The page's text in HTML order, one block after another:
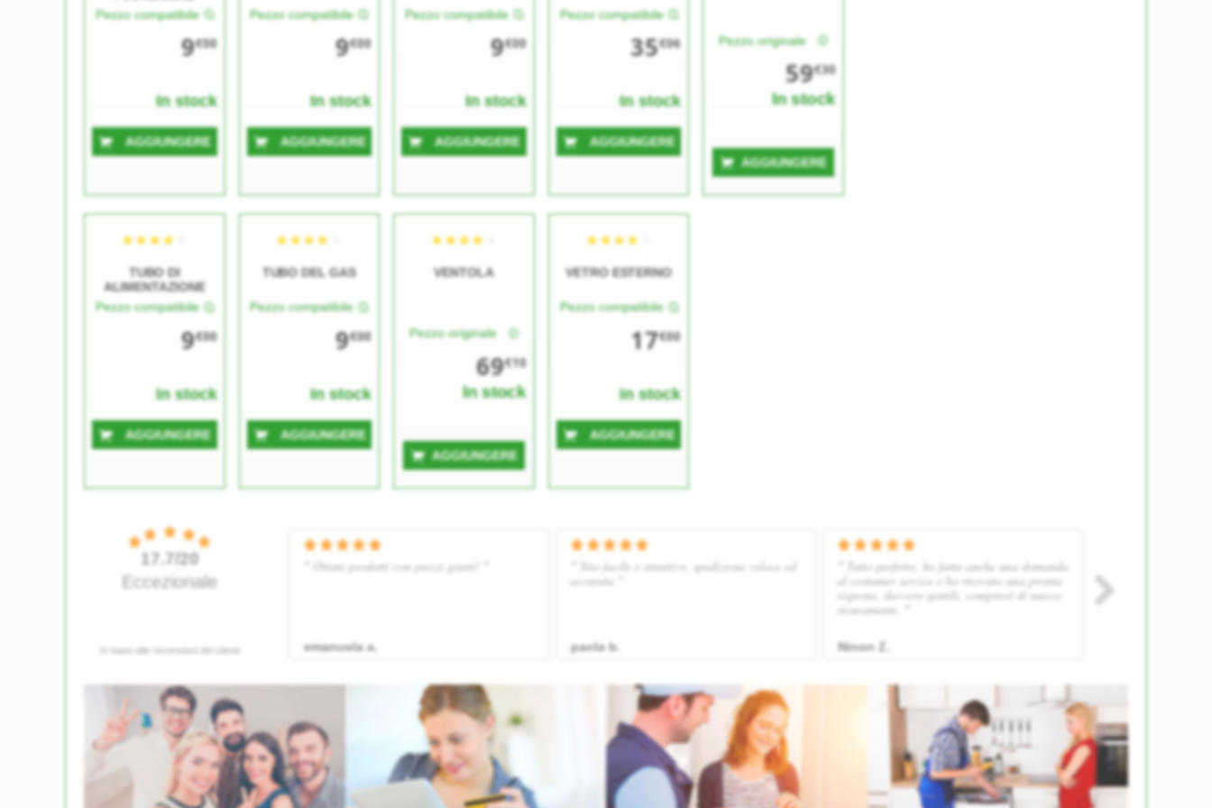
Pezzo compatibile
9€00
In stock
AGGIUNGERE
Pezzo compatibile
9€00
In stock
AGGIUNGERE
Pezzo compatibile
9€00
In stock
AGGIUNGERE
Pezzo compatibile
35€06
In stock
AGGIUNGERE
Pezzo originale
59€30
In stock
AGGIUNGERE
TUBO DI
ALIMENTAZIONE
Pezzo compatibile
9€00
In stock
AGGIUNGERE
TUBO DEL GAS
Pezzo compatibile
9€00
In stock
AGGIUNGERE
VENTOLA
Pezzo originale
69€10
In stock
AGGIUNGERE
VETRO ESTERNO
Pezzo compatibile
17€00
In stock
AGGIUNGERE